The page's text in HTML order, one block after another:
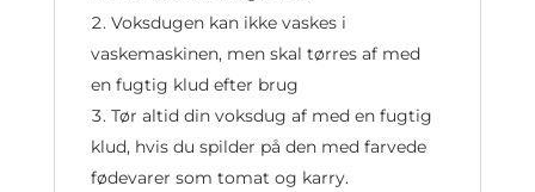
Voksdugen kan ikke vaskes i
vaskemaskinen, men skal tørres af med
en fugtig klud efter brug
Tør altid din voksdug af med en fugtig
klud, hvis du spilder på den med farvede
fødevarer som tomat og karry.